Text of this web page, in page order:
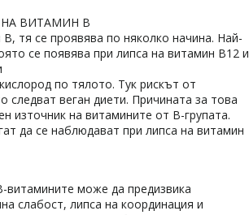
ВИТАМИН B
тя се проявява по няколко начина. Най-
се появява при липса на витамин B12 и
по тялото. Тук рискът от
следват веган диети. Причината за това
източник на витамините от B-групата.
да се наблюдават при липса на витамин
витамините може да предизвика
слабост, липса на координация и